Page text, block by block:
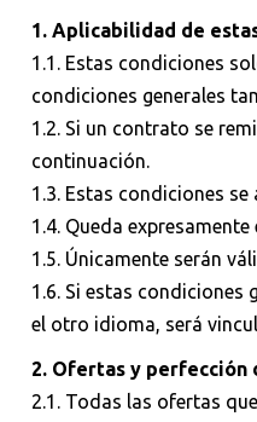
1. Aplicabilidad de
1.1. Estas condiciones
condiciones generales
1.2. Si un contrato se
continuación.
1.3. Estas condiciones
1.4. Queda
1.5. Únicamente serán
1.6. Si estas condiciones
el otro idioma, será
2. Ofertas y perfección
2.1. Todas las ofertas